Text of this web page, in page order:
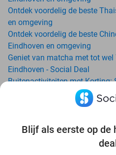
Blijf als eerste op de
Ontdek voordelig de beste
en omgeving
Ontdek voordelig de beste
Eindhoven en omgeving
Geniet van matcha met tot
Eindhoven - Social Deal
Buitenactiviteiten met Korting:
Ga voordelig de padelbaan op
Geniet van je vakantie in